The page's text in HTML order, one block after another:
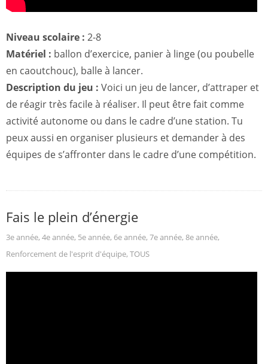
Niveau scolaire : 2-8
Matériel : ballon d’exercice, panier à linge (ou poubelle
en caoutchouc), balle à lancer.
Description du jeu : Voici un jeu de lancer, d’attraper et
de réagir très facile à réaliser. Il peut être fait comme
activité autonome ou dans le cadre d’une station. Tu
peux aussi en organiser plusieurs et demander à des
équipes de s’affronter dans le cadre d’une compétition.
Fais le plein d’énergie
3e année, 4e année, 5e année, 6e année, 7e année, 8e année,
Renforcement de l'esprit d'équipe, TOUS